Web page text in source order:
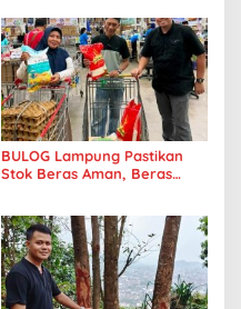
BULOG Lampung Pastikan
Stok Beras Aman, Beras